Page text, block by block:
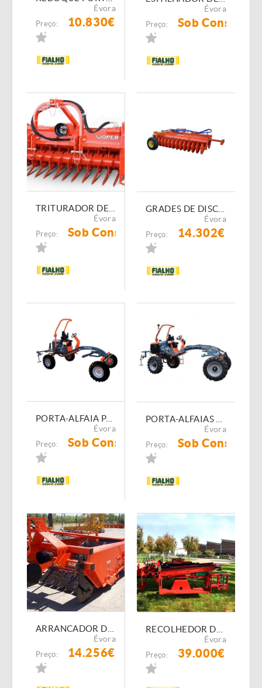
Évora
Preço: 10.830€
Évora
Preço: Sob Consulta
Évora
Preço: Sob Consulta
Évora
Preço: 14.302€
PORTA-ALFAIA PARA HORTICULTURA AUTOMOTRIZ TERRATECK
Évora
Preço: Sob Consulta
Évora
Preço: Sob Consulta
Évora
Preço: 14.256€
Évora
Preço: 39.000€